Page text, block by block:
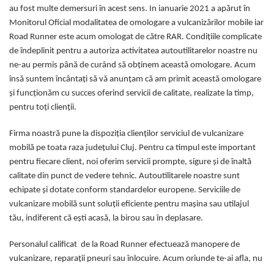
au fost multe demersuri în acest sens. In ianuarie 2021 a apărut în
Monitorul Oficial modalitatea de omologare a vulcanizărilor mobile iar
Road Runner este acum omologat de către RAR. Condițiile complicate
de îndeplinit pentru a autoriza activitatea autoutilitarelor noastre nu
ne-au permis până de curând să obținem această omologare. Acum
însă suntem încântați să vă anunțam că am primit această omologare
și funcționăm cu succes oferind servicii de calitate, realizate la timp,
pentru toți clienții.
Firma noastră pune la dispoziția clienților serviciul de vulcanizare
mobilă pe toata raza județului Cluj. Pentru ca timpul este important
pentru fiecare client, noi oferim servicii prompte, sigure și de înaltă
calitate din punct de vedere tehnic. Autoutilitarele noastre sunt
echipate și dotate conform standardelor europene. Serviciile de
vulcanizare mobilă sunt soluții eficiente pentru mașina sau utilajul
tău, indiferent că ești acasă, la birou sau în deplasare.
Personalul calificat de la Road Runner efectuează manopere de
vulcanizare, reparații pneuri sau înlocuire. Acum oriunde te-ai afla, nu